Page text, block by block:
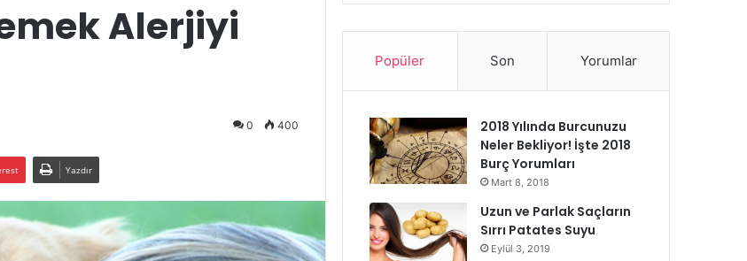
Alerjiyi
0 400
Yazdır
Popüler Son Yorumlar
2018 Yılında Burcunuzu
Neler Bekliyor! İşte 2018
Burç Yorumları
Mart 8, 2018
Uzun ve Parlak Saçların
Sırrı Patates Suyu
Eylül 3, 2019